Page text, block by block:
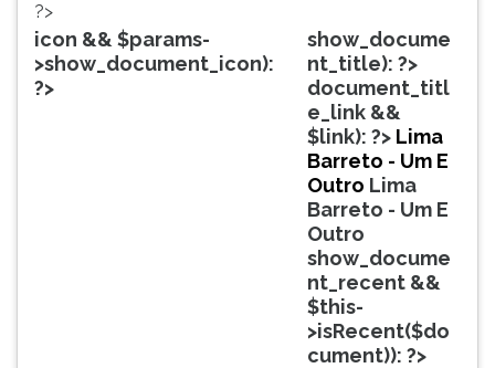
leitor
pausar
?>
icon && $params-
>show_document_icon):
?>
show_docume
nt_title): ?>
document_titl
e_link &&
$link): ?> Lima
Barreto - Um E
Outro Lima
Barreto - Um E
Outro
show_docume
nt_recent &&
$this-
>isRecent($do
cument)): ?>